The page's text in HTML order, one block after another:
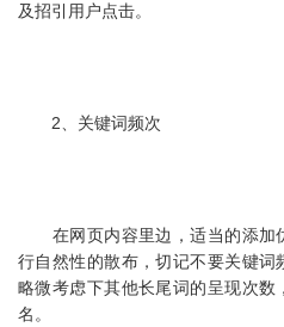
及招引用户点击。
2、关键词频次
在网页内容里边，适当的添加
行自然性的散布，切记不要关键
略微考虑下其他长尾词的呈现次
名。